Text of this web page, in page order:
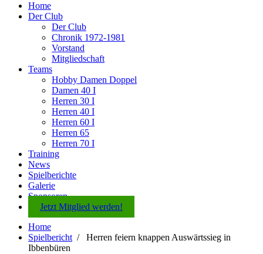
Home
Der Club
Der Club
Chronik 1972-1981
Vorstand
Mitgliedschaft
Teams
Hobby Damen Doppel
Damen 40 I
Herren 30 I
Herren 40 I
Herren 60 I
Herren 65
Herren 70 I
Training
News
Spielberichte
Galerie
Sponsoren
Jetzt Mitglied werden!
Home
Spielbericht /
Herren feiern knappen Auswärtssieg in
Ibbenbüren